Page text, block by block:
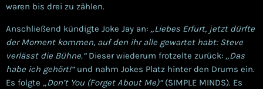
waren bis drei zu zählen.
Anschließend kündigte Joke Jay an: „Liebes Erfurt, jetzt dürfte
der Moment kommen, auf den ihr alle gewartet habt: Steve
verlässt die Bühne.“Dieser wiederum frotzelte zurück: „Das
habe ich gehört!“und nahm Jokes Platz hinter den Drums ein.
Es folgte „Don’t You (Forget About Me)“(SIMPLE MINDS). Es